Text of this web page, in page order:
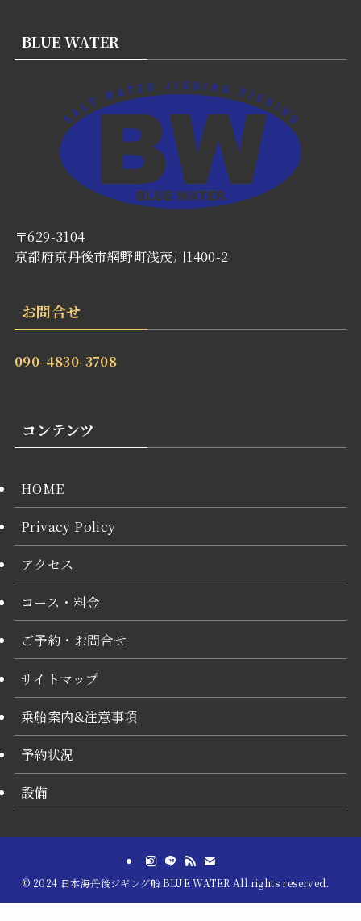
BLUE WATER
〒629-3104
京都府京丹後市網野町浅茂川1400-2
お問合せ
090-4830-3708
コンテンツ
HOME
Privacy Policy
アクセス
コース・料金
ご予約・お問合せ
サイトマップ
乗船案内&注意事項
予約状況
設備
© 2024 日本海丹後ジギング船 BLUE WATER All rights reserved.